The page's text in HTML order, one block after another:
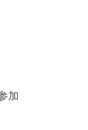
加